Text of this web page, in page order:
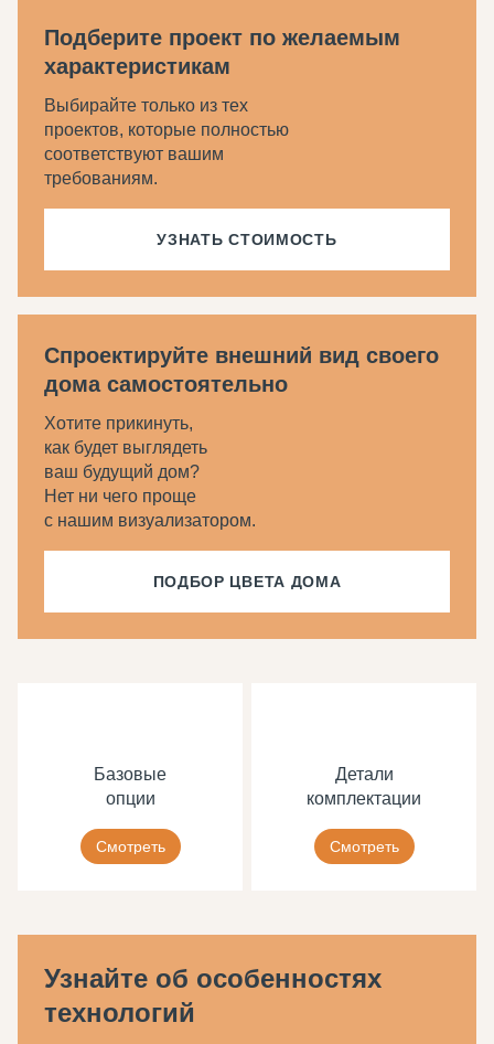
Подберите проект по желаемым
характеристикам
Выбирайте только из тех
проектов, которые полностью
соответствуют вашим
требованиям.
УЗНАТЬ СТОИМОСТЬ
Спроектируйте внешний вид своего
дома самостоятельно
Хотите прикинуть,
как будет выглядеть
ваш будущий дом?
Нет ни чего проще
с нашим визуализатором.
ПОДБОР ЦВЕТА ДОМА
Базовые
опции
Смотреть
Детали
комплектации
Смотреть
Узнайте об особенностях
технологий